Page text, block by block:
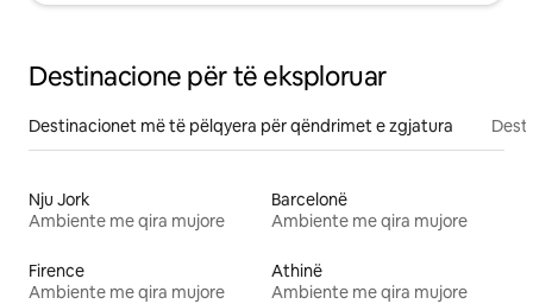
Destinacione për të eksploruar
Destinacionet më të pëlqyera për qëndrimet e zgjatura
Nju Jork
Ambiente me qira mujore
Barcelonë
Ambiente me qira mujore
Firence
Ambiente me qira mujore
Athinë
Ambiente me qira mujore